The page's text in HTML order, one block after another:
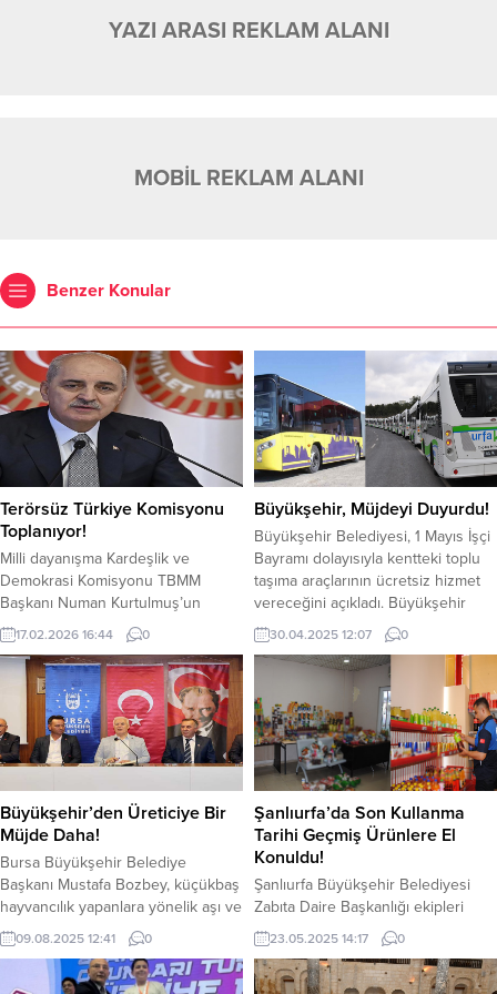
YAZI ARASI REKLAM ALANI
MOBİL REKLAM ALANI
Benzer Konular
Terörsüz Türkiye Komisyonu
Toplanıyor!
Milli dayanışma Kardeşlik ve
Demokrasi Komisyonu TBMM
Başkanı Numan Kurtulmuş’un
başkanlığında yarın saat 11.00’de
son kez toplanacak. TBMM
Başkanlığından yapılan açıklamada,
“Milli Dayanışma, Kardeşlik ve
Demokrasi Komisyonu, 18 Şubat
2026 Çarşamba günü Türkiye
Büyük Millet Meclisi Başkanımız
saat 11.00’de TBMM Tören
Salonu’nda toplanacaktır.” diye
ifade edildi. YAZI...
17.02.2026 16:44 0
Büyükşehir, Müjdeyi Duyurdu!
Büyükşehir Belediyesi, 1 Mayıs İşçi
Bayramı dolayısıyla kentteki toplu
taşıma araçlarının ücretsiz hizmet
vereceğini açıkladı. Büyükşehir
belediyesi, Şanlıurfalılara müjdeyi
verdi. Kentteki toplu taşıma
araçlarının ücretsiz hizmet
vereceğini duyurdu. Şanlıurfa
Büyükşehir Belediyesi, sosyal
medya üzerinden yaptığı
açıklamada şu ifadelere yer verildi:
“Toplu taşıma araçlarımız, 1 Mayıs
Emek ve Dayanışma Günü ücretsiz
olarak...
30.04.2025 12:07 0
Büyükşehir’den Üreticiye Bir
Müjde Daha!
Bursa Büyükşehir Belediye
Başkanı Mustafa Bozbey, küçükbaş
hayvancılık yapanlara yönelik aşı ve
yem desteği projesini başlattıklarını
açıkladı. Özellikle aile işletmelerini
çoğaltmayı ve büyütmeyi
09.08.2025 12:41 0
Şanlıurfa’da Son Kullanma
Tarihi Geçmiş Ürünlere El
Konuldu!
Şanlıurfa Büyükşehir Belediyesi
Zabıta Daire Başkanlığı ekipleri
tarafından kent merkezinde
gerçekleştirilen denetimlerde, son
kullanma tarihi geçmiş ve sağlıksız
23.05.2025 14:17 0